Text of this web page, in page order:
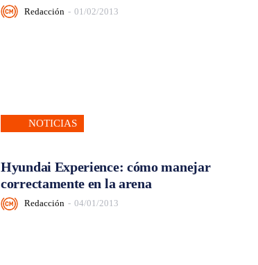
Redacción - 01/02/2013
NOTICIAS
Hyundai Experience: cómo manejar
correctamente en la arena
Redacción - 04/01/2013